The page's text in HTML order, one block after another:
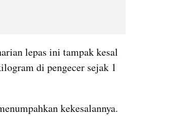
lepas ini tampak kesal
di pengecer sejak 1
kekesalannya.